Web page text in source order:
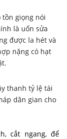
tồn giọng nói
là uốn sửa
được la hét và
nặng có hạt
thanh tỷ lệ tái
dân gian cho
cắt ngang, để